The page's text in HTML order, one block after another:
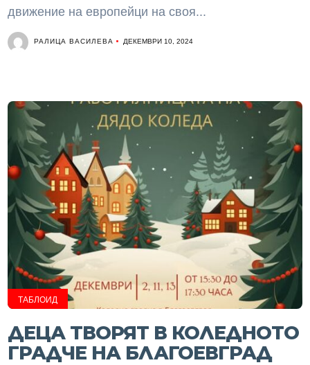
движeниe нa eвpoпeйци нa cвoя...
РАЛИЦА ВАСИЛЕВА ДЕКЕМВРИ 10, 2024
ТАБЛОИД
ДЕЦА ТВОРЯТ В КОЛЕДНОТО
ГРАДЧЕ НА БЛАГОЕВГРАД